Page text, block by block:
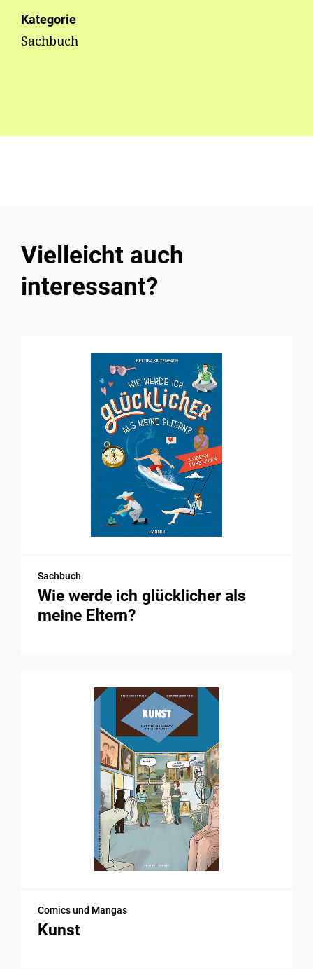
Kategorie
Sachbuch
Vielleicht auch
interessant?
Sachbuch
Wie werde ich glücklicher als
meine Eltern?
Comics und Mangas
Kunst